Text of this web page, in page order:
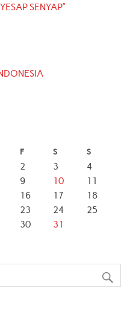
SENYAP”
F S S
2 3
4
9 10
11
16 17
18
23 24
25
30
31